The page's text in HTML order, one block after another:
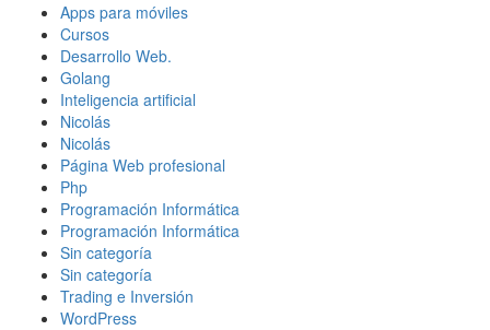
Apps para móviles
Cursos
Desarrollo Web.
Golang
Inteligencia artificial
Nicolás
Nicolás
Página Web profesional
Php
Programación Informática
Programación Informática
Sin categoría
Sin categoría
Trading e Inversión
WordPress